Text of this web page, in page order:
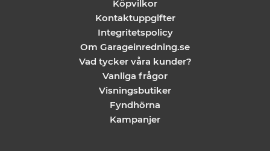
Köpvilkor
Kontaktuppgifter
Integritetspolicy
Om Garageinredning.se
Vad tycker våra kunder?
Vanliga frågor
Visningsbutiker
Fyndhörna
Kampanjer